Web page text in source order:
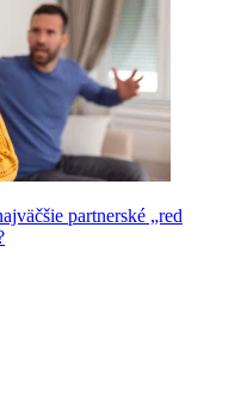
partnerské „red